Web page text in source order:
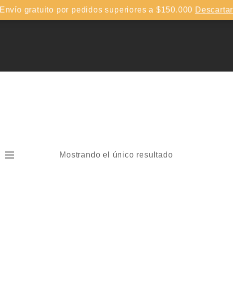
Envío gratuito por pedidos superiores a $150.000 Descartar
Mostrando el único resultado